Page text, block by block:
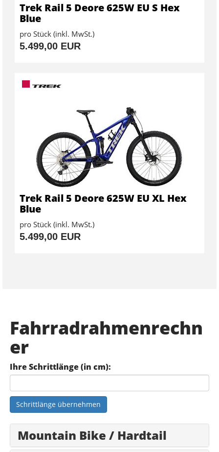
Trek Rail 5 Deore 625W EU S Hex
Blue
pro Stück (inkl. MwSt.)
5.499,00 EUR
Trek Rail 5 Deore 625W EU XL Hex
Blue
pro Stück (inkl. MwSt.)
5.499,00 EUR
Fahrradrahmenrechn
er
Ihre Schrittlänge (in cm):
Schrittlänge übernehmen
Mountain Bike / Hardtail